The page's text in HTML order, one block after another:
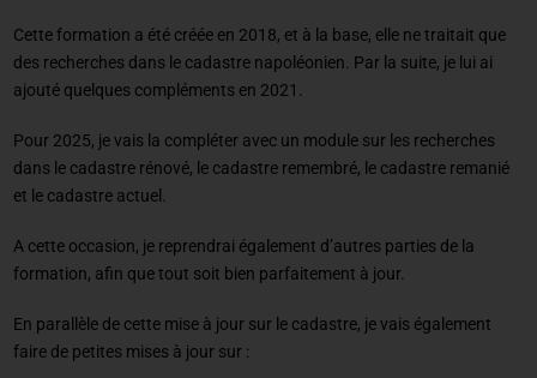
Cette formation a été créée en 2018, et à la base, elle ne traitait que
des recherches dans le cadastre napoléonien. Par la suite, je lui ai
ajouté quelques compléments en 2021.
Pour 2025, je vais la compléter avec un module sur les recherches
dans le cadastre rénové, le cadastre remembré, le cadastre remanié
et le cadastre actuel.
A cette occasion, je reprendrai également d’autres parties de la
formation, afin que tout soit bien parfaitement à jour.
En parallèle de cette mise à jour sur le cadastre, je vais également
faire de petites mises à jour sur :